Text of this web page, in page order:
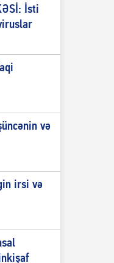
İsti
və
irsi və